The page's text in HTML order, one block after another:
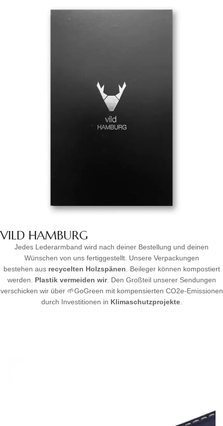
VILD HAMBURG
Jedes Lederarmband wird nach deiner Bestellung und deinen
Wünschen von uns fertiggestellt. Unsere Verpackungen
bestehen aus recycelten Holzspänen . Beileger können kompostiert
werden. Plastik vermeiden wir. Den Großteil unserer Sendungen
verschicken wir über 🌱GoGreen mit kompensierten CO2e-Emissionen
durch Investitionen in Klimaschutzprojekte.